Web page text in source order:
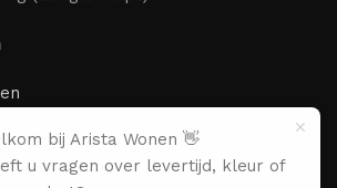
18:00
– 18:00
bij Arista Wonen 👋
u vragen over levertijd, kleur of